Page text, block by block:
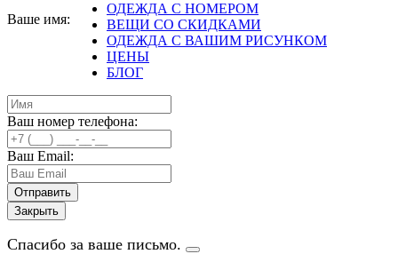
ОДЕЖДА С НОМЕРОМ
ВЕЩИ СО СКИДКАМИ
ОДЕЖДА С ВАШИМ РИСУНКОМ
ЦЕНЫ
БЛОГ
Ваше имя:
Ваш номер телефона:
Ваш Email:
Закрыть
Спасибо за ваше письмо.